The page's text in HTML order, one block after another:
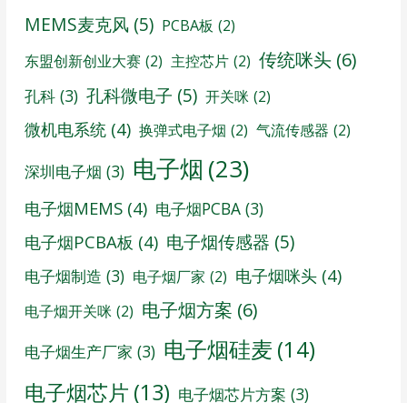
MEMS麦克风 (5) PCBA板 (2)
东盟创新创业大赛 (2) 主控芯片 (2) 传统咪头 (6)
孔科 (3) 孔科微电子 (5) 开关咪 (2)
微机电系统 (4) 换弹式电子烟 (2) 气流传感器 (2)
深圳电子烟 (3) 电子烟 (23)
电子烟MEMS (4) 电子烟PCBA (3)
电子烟PCBA板 (4) 电子烟传感器 (5)
电子烟制造 (3) 电子烟厂家 (2) 电子烟咪头 (4)
电子烟开关咪 (2) 电子烟方案 (6)
电子烟生产厂家 (3) 电子烟硅麦 (14)
电子烟芯片 (13) 电子烟芯片方案 (3)